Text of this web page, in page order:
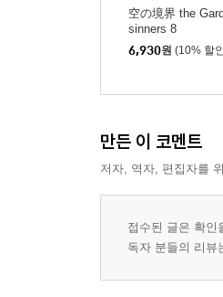
空の境界 the
sinners 8
6,930원 (10% 할
만든 이 코멘트
저자, 역자, 편집자를
접수된 글은 확인
독자 분들의 리뷰